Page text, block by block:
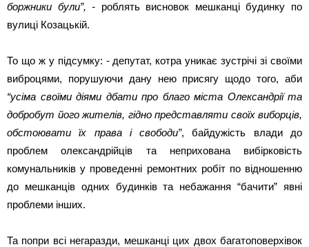
боржники були”, - роблять висновок мешканці будинку по
вулиці Козацькій.
То що ж у підсумку: - депутат, котра уникає зустрічі зі своїми
виброцями, порушуючи дану нею присягу щодо того, аби
“усіма своїми діями дбати про благо міста Олександрії та
добробут його жителів, гідно представляти своїх виборців,
обстоювати їх права і свободи”, байдужість влади до
проблем олександрійців та неприхована вибірковість
комунальників у проведенні ремонтних робіт по відношенню
до мешканців одних будинків та небажання “бачити” явні
проблеми інших.
Та попри всі негаразди, мешканці цих двох багатоповерхівок